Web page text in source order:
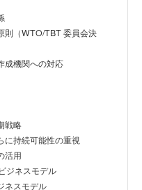
（WTO/TBT 委員会決
機関への対応
戦略
持続可能性の重視
活用
ジネスモデル
スモデル